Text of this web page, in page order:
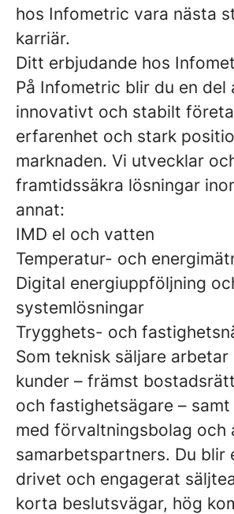
hos Infometric vara nästa
karriär.
Ditt erbjudande hos
På Infometric blir du en del
innovativt och stabilt
erfarenhet och stark
marknaden. Vi utvecklar
framtidssäkra lösningar
annat:
IMD el och vatten
Temperatur- och
Digital energiuppföljning
systemlösningar
Trygghets- och
Som teknisk säljare arbetar
kunder – främst
och fastighetsägare –
med förvaltningsbolag och
samarbetspartners. Du blir
drivet och engagerat
korta beslutsvägar, hög